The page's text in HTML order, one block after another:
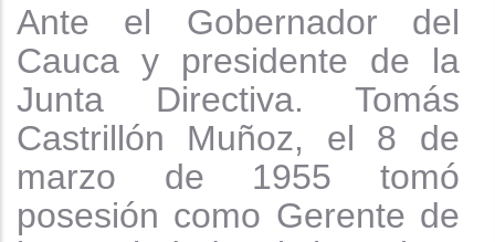
Ante el Gobernador del
Cauca y presidente de la
Junta Directiva. Tomás
Castrillón Muñoz, el 8 de
marzo de 1955 tomó
posesión como Gerente de